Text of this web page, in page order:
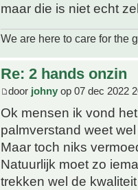
maar die is niet echt
We are here to care for the
Re: 2 hands onzin
door johny op 07 dec 2022
Ok mensen ik vond
palmverstand weet
Maar toch niks
Natuurlijk moet zo
trekken wel de